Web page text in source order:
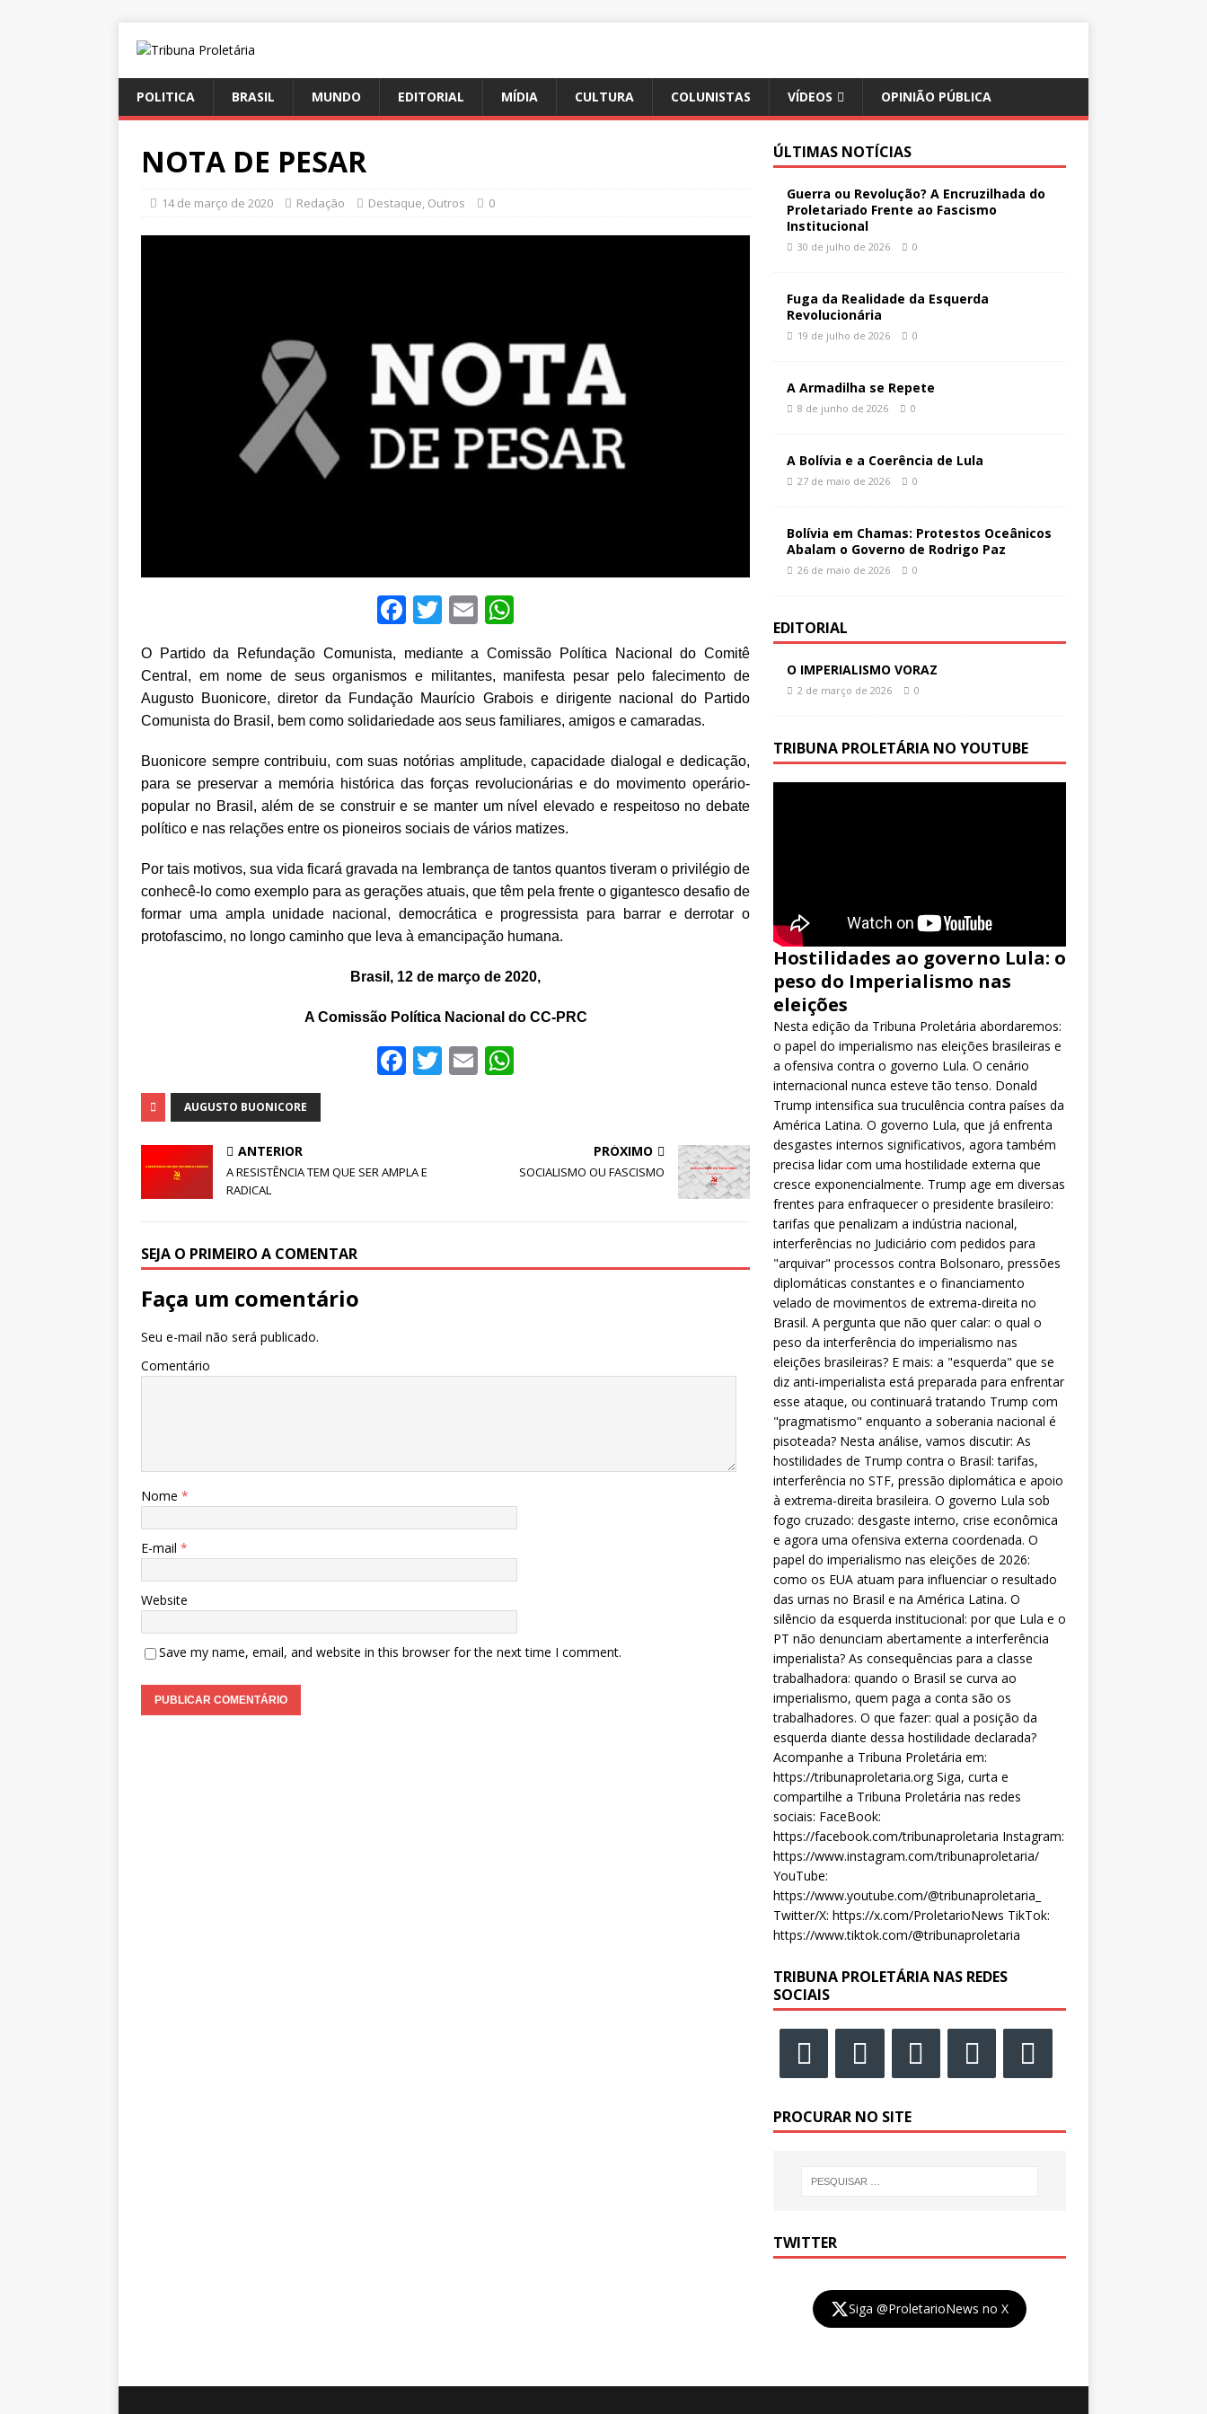
POLITICA BRASIL MUNDO EDITORIAL MÍDIA CULTURA COLUNISTAS VÍDEOS OPINIÃO PÚBLICA
NOTA DE PESAR
14 de março de 2020 Redação Destaque, Outros 0
F
c
e
b
o
o
k
T
w
it
te
r
E
m
ai
l
h
at
s
A
p
p
O Partido da Refundação Comunista, mediante a Comissão Política Nacional do Comitê
Central, em nome de seus organismos e militantes, manifesta pesar pelo falecimento de
Augusto Buonicore, diretor da Fundação Maurício Grabois e dirigente nacional do Partido
Comunista do Brasil, bem como solidariedade aos seus familiares, amigos e camaradas.
Buonicore sempre contribuiu, com suas notórias amplitude, capacidade dialogal e dedicação,
para se preservar a memória histórica das forças revolucionárias e do movimento operário-
popular no Brasil, além de se construir e se manter um nível elevado e respeitoso no debate
político e nas relações entre os pioneiros sociais de vários matizes.
Por tais motivos, sua vida ficará gravada na lembrança de tantos quantos tiveram o privilégio de
conhecê-lo como exemplo para as gerações atuais, que têm pela frente o gigantesco desafio de
formar uma ampla unidade nacional, democrática e progressista para barrar e derrotar o
protofascimo, no longo caminho que leva à emancipação humana.
Brasil, 12 de março de 2020,
A Comissão Política Nacional do CC-PRC
F
b
k
T E
A
AUGUSTO BUONICORE
ANTERIOR
A RESISTÊNCIA TEM QUE SER AMPLA E
RADICAL
PRÓXIMO
SOCIALISMO OU FASCISMO
SEJA O PRIMEIRO A COMENTAR
Faça um comentário
Seu e-mail não será publicado.
Comentário
Nome *
E-mail *
Website
Save my name, email, and website in this browser for the next time I comment.
ÚLTIMAS NOTÍCIAS
Guerra ou Revolução? A Encruzilhada do
Proletariado Frente ao Fascismo
Institucional
30 de julho de 2026 0
Fuga da Realidade da Esquerda
Revolucionária
19 de julho de 2026 0
A Armadilha se Repete
8 de junho de 2026 0
A Bolívia e a Coerência de Lula
27 de maio de 2026 0
Bolívia em Chamas: Protestos Oceânicos
Abalam o Governo de Rodrigo Paz
26 de maio de 2026 0
EDITORIAL
O IMPERIALISMO VORAZ
2 de março de 2026 0
TRIBUNA PROLETÁRIA NO YOUTUBE
Hostilidades ao governo Lula: o
peso do Imperialismo nas
eleições
Nesta edição da Tribuna Proletária abordaremos:
o papel do imperialismo nas eleições brasileiras e
a ofensiva contra o governo Lula. O cenário
internacional nunca esteve tão tenso. Donald
Trump intensifica sua truculência contra países da
América Latina. O governo Lula, que já enfrenta
desgastes internos significativos, agora também
precisa lidar com uma hostilidade externa que
cresce exponencialmente. Trump age em diversas
frentes para enfraquecer o presidente brasileiro:
tarifas que penalizam a indústria nacional,
interferências no Judiciário com pedidos para
"arquivar" processos contra Bolsonaro, pressões
diplomáticas constantes e o financiamento
velado de movimentos de extrema-direita no
Brasil. A pergunta que não quer calar: o qual o
peso da interferência do imperialismo nas
eleições brasileiras? E mais: a "esquerda" que se
diz anti-imperialista está preparada para enfrentar
esse ataque, ou continuará tratando Trump com
"pragmatismo" enquanto a soberania nacional é
pisoteada? Nesta análise, vamos discutir: As
hostilidades de Trump contra o Brasil: tarifas,
interferência no STF, pressão diplomática e apoio
à extrema-direita brasileira. O governo Lula sob
fogo cruzado: desgaste interno, crise econômica
e agora uma ofensiva externa coordenada. O
papel do imperialismo nas eleições de 2026:
como os EUA atuam para influenciar o resultado
das urnas no Brasil e na América Latina. O
silêncio da esquerda institucional: por que Lula e o
PT não denunciam abertamente a interferência
imperialista? As consequências para a classe
trabalhadora: quando o Brasil se curva ao
imperialismo, quem paga a conta são os
trabalhadores. O que fazer: qual a posição da
esquerda diante dessa hostilidade declarada?
Acompanhe a Tribuna Proletária em:
https://tribunaproletaria.org Siga, curta e
compartilhe a Tribuna Proletária nas redes
sociais: FaceBook:
https://facebook.com/tribunaproletaria Instagram:
https://www.instagram.com/tribunaproletaria/
YouTube:
https://www.youtube.com/@tribunaproletaria_
Twitter/X: https://x.com/ProletarioNews TikTok:
https://www.tiktok.com/@tribunaproletaria
TRIBUNA PROLETÁRIA NAS REDES
SOCIAIS
PROCURAR NO SITE
TWITTER
Siga @ProletarioNews no X